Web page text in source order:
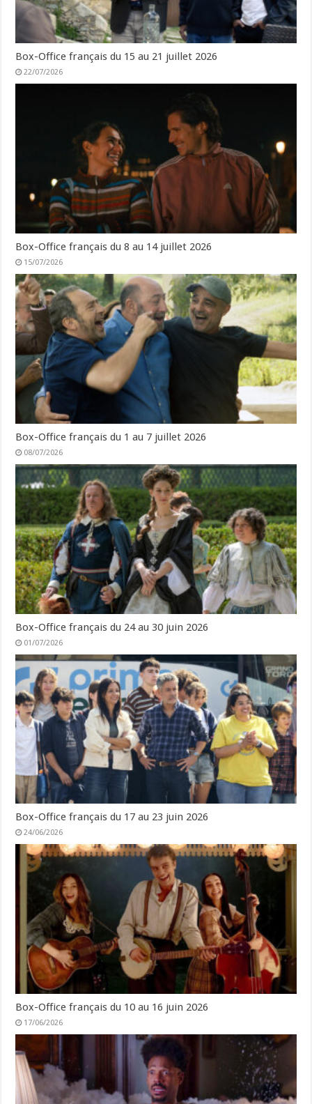
Box-Office français du 15 au 21 juillet 2026
22/07/2026
Box-Office français du 8 au 14 juillet 2026
15/07/2026
Box-Office français du 1 au 7 juillet 2026
08/07/2026
Box-Office français du 24 au 30 juin 2026
01/07/2026
Box-Office français du 17 au 23 juin 2026
24/06/2026
Box-Office français du 10 au 16 juin 2026
17/06/2026